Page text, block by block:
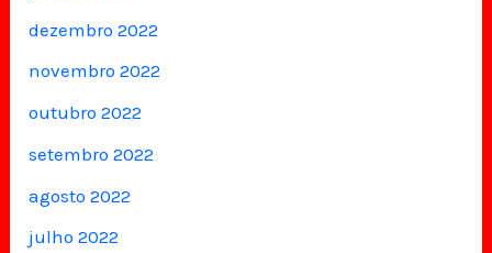
dezembro 2022
novembro 2022
outubro 2022
setembro 2022
agosto 2022
julho 2022